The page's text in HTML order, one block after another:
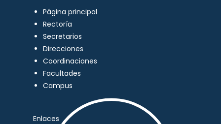
Página principal
Rectoría
Secretarios
Direcciones
Coordinaciones
Facultades
Campus
Enlaces